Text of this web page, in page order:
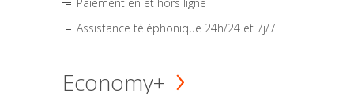
Assistance téléphonique 24h/24 et 7j/7
Economy+